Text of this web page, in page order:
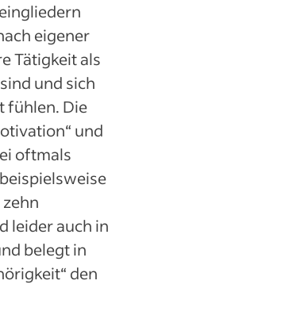
eigener
Tätigkeit als
und sich
fühlen. Die
und
oftmals
leider auch in
belegt in
den